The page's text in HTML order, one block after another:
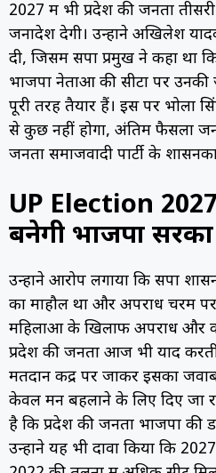
2027 में भी प्रदेश की जनता
जनादेश देगी। उन्होंने अखिलेश
दी, जिसमें सपा प्रमुख ने कहा था कि
भाजपा नेताओं की सीटों पर
पूरी तरह तैयार हैं। इस पर भोला
से कुछ नहीं होगा, अंतिम फैसला
जनता समाजवादी पार्टी के
UP Election
बनेगी भाजपा सरका
उन्होंने आरोप लगाया कि सपा
का माहौल था और अपराध चरम
महिलाओं के खिलाफ अपराध और
प्रदेश की जनता आज भी याद
मतदान केंद्र पर जाकर इसका
केवल मन बहलाने के लिए दिए जा
है कि प्रदेश की जनता भाजपा की
उन्होंने यह भी दावा किया कि